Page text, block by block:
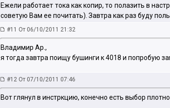
Ежели работает тока как копир, то полазить в
советую Вам ее почитать). Завтра как раз буду
#11 От 06/10/2011 21:32
Владимир Ар.,
я тогда завтра поищу бушинги к 4018 и попробую
#12 От 07/10/2011 07:46
Вот глянул в инстркцию, конечно есть выбор